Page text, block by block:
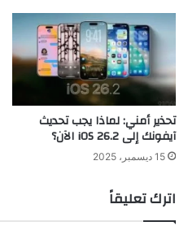
تحذير أمني: لماذا يجب تحديث
آيفونك إلى iOS 26.2 الآن؟
15 ديسمبر، 2025
اترك تعليقاً